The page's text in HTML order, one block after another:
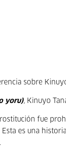
sobre
yoru), Kinuyo
fue
es una